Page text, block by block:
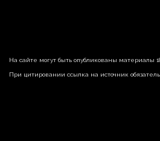
На сайте могут быть опубликованы материалы
При цитировании ссылка на источник